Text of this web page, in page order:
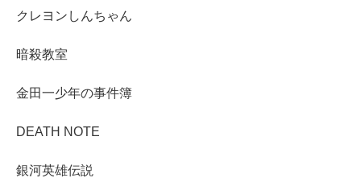
クレヨンしんちゃん
暗殺教室
金田一少年の事件簿
DEATH NOTE
銀河英雄伝説